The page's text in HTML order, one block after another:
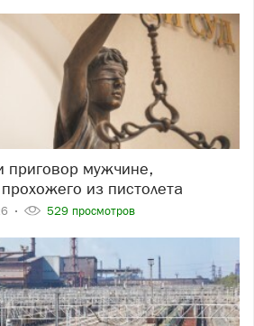
из пистолета
529 просмотров